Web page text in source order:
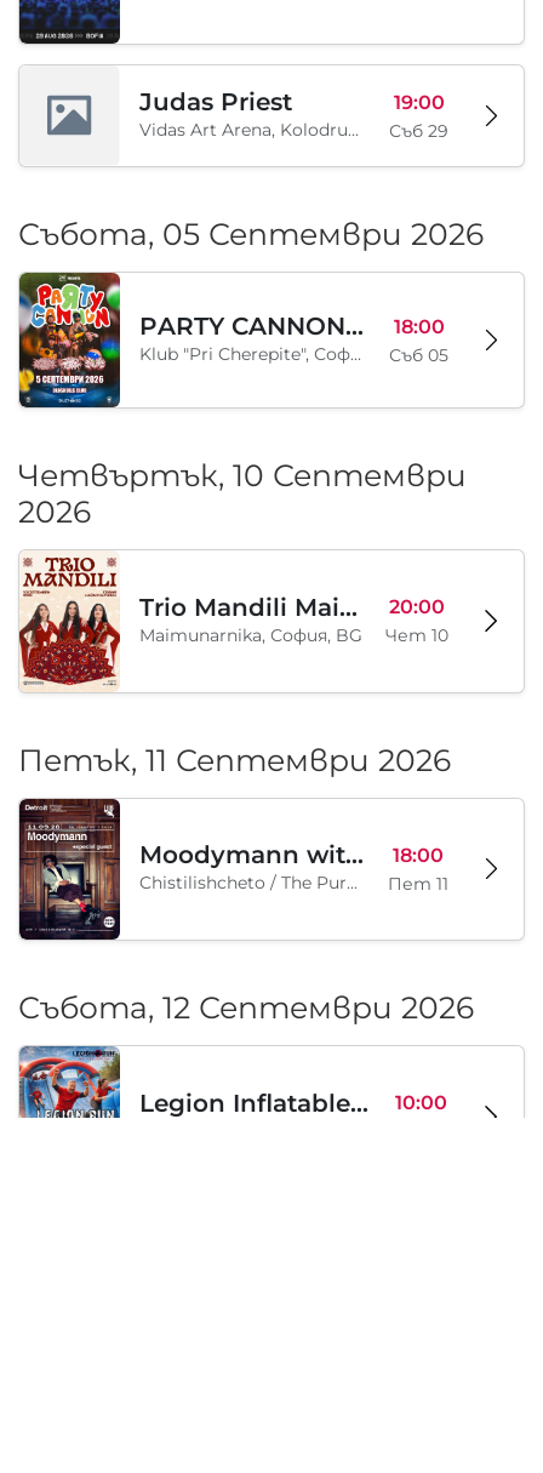
Judas Priest
Vidas Art Arena, Kolodrum, Borisova gradina, София, BG
19:00
Съб 29
Събота, 05 Септември 2026
PARTY CANNON live in Sofia
Klub "Pri Cherepite", София, BG
18:00
Съб 05
Четвъртък, 10 Септември
2026
Trio Mandili Maimunarnika- Sofia
Maimunarnika, София, BG
20:00
Чет 10
Петък, 11 Септември 2026
Moodymann with special guests
Chistilishcheto / The Purgatory, София, BG
18:00
Пет 11
Събота, 12 Септември 2026
Legion Inflatable Family Run - Sofia 10:00